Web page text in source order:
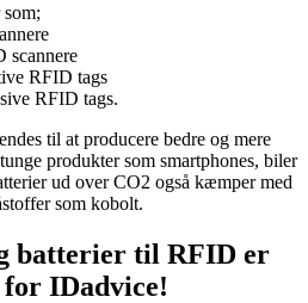
scannere
RFID tags
RFID tags.
til at producere bedre og mere
produkter som smartphones, biler
ud over CO2 også kæmper med
som kobolt.
batterier til RFID er
for IDadvice!